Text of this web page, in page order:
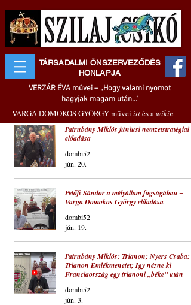
TÁRSADALMI ÖNSZERVEZŐDÉS
HONLAPJA
VERZÁR ÉVA művei – „Hogy valami nyomot
hagyjak magam után..."
VARGA DOMOKOS GYÖRGY művei ittés awikin
Patrubány Miklós júniusi nemzetstratégiai
előadása
dombi52
jún. 20.
Petőfi Sándor a mélyállam fogságában ‒
Varga Domokos György előadása
dombi52
jún. 19.
Patrubány Miklós: Trianon; Nyers Csaba:
Trianon Emlékmenetet; Így nézne ki
Franciaország egy trianoni „béke” után
dombi52
jún. 3.